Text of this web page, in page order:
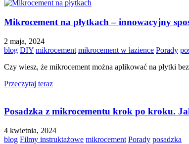
Mikrocement na płytkach – innowacyjny
2 maja, 2024
blog DIY mikrocement mikrocement w łazience Porady
Czy wiesz, że mikrocement można aplikować na płytki
Przeczytaj teraz
Posadzka z mikrocementu krok po kroku.
4 kwietnia, 2024
blog Filmy instruktażowe mikrocement Porady posadzka